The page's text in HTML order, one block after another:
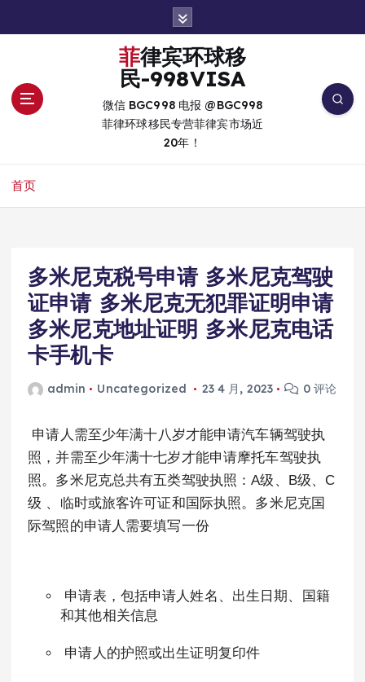
菲律宾环球移
民-998VISA
微信 BGC998 电报 @BGC998
菲律环球移民专营菲律宾市场近
20年！
首页
多米尼克税号申请 多米尼克驾驶
证申请 多米尼克无犯罪证明申请
多米尼克地址证明 多米尼克电话
卡手机卡
admin Uncategorized 23 4 月, 2023 0 评论
申请人需至少年满十八岁才能申请汽车辆驾驶执
照，并需至少年满十七岁才能申请摩托车驾驶执
照。多米尼克总共有五类驾驶执照：A级、B级、C
级 、临时或旅客许可证和国际执照。多米尼克国
际驾照的申请人需要填写一份
申请表，包括申请人姓名、出生日期、国籍
和其他相关信息
申请人的护照或出生证明复印件